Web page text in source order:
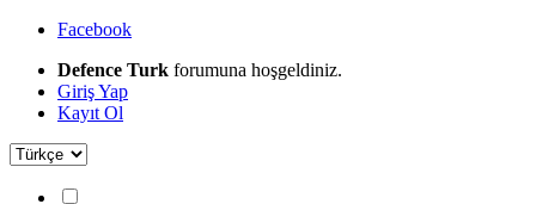
Facebook
Defence Turk forumuna hoşgeldiniz.
Giriş Yap
Kayıt Ol